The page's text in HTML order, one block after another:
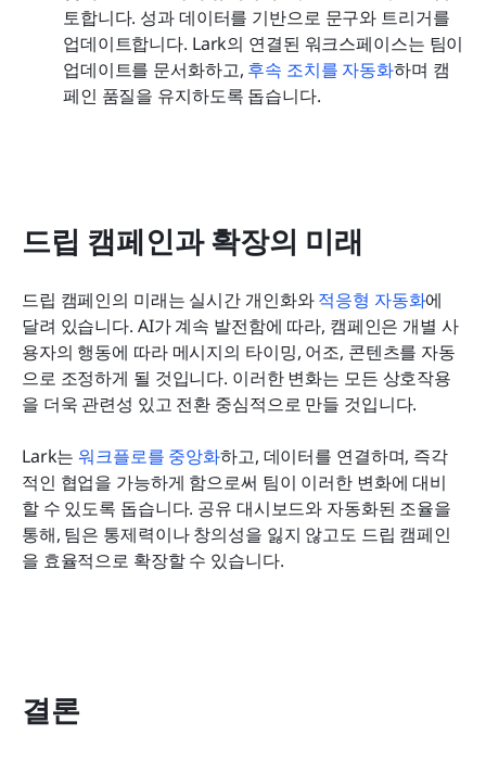
토합니다. 성과 데이터를 기반으로 문구와 트리거를
업데이트합니다. Lark의 연결된 워크스페이스는 팀이
업데이트를 문서화하고, 후속 조치를 자동화하며 캠
페인 품질을 유지하도록 돕습니다.
드립 캠페인과 확장의 미래
드립 캠페인의 미래는 실시간 개인화와 적응형 자동화에
달려 있습니다. AI가 계속 발전함에 따라, 캠페인은 개별 사
용자의 행동에 따라 메시지의 타이밍, 어조, 콘텐츠를 자동
으로 조정하게 될 것입니다. 이러한 변화는 모든 상호작용
을 더욱 관련성 있고 전환 중심적으로 만들 것입니다.
Lark는 워크플로를 중앙화하고, 데이터를 연결하며, 즉각
적인 협업을 가능하게 함으로써 팀이 이러한 변화에 대비
할 수 있도록 돕습니다. 공유 대시보드와 자동화된 조율을
통해, 팀은 통제력이나 창의성을 잃지 않고도 드립 캠페인
을 효율적으로 확장할 수 있습니다.
결론